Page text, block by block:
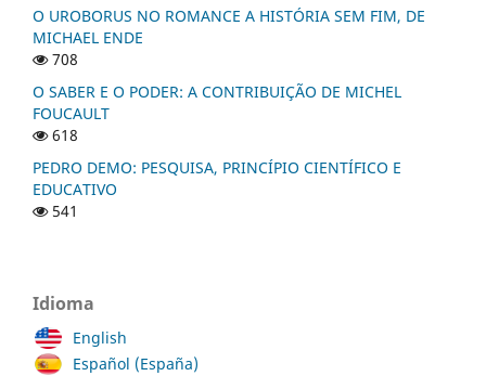
O UROBORUS NO ROMANCE A HISTÓRIA SEM FIM, DE
MICHAEL ENDE
708
O SABER E O PODER: A CONTRIBUIÇÃO DE MICHEL
FOUCAULT
618
PEDRO DEMO: PESQUISA, PRINCÍPIO CIENTÍFICO E
EDUCATIVO
541
Idioma
English
Español (España)